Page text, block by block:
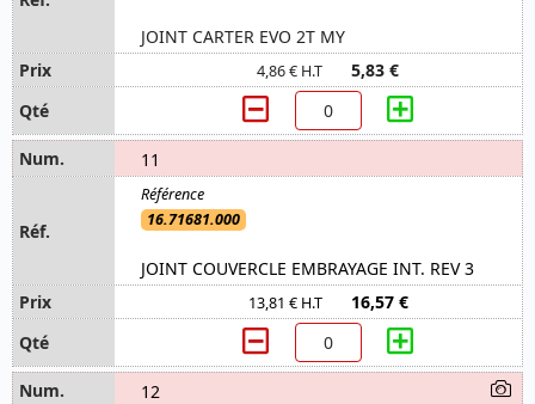
JOINT CARTER EVO 2T MY
4,86 € H.T 5,83 €
11
16.71681.000
JOINT COUVERCLE EMBRAYAGE INT. REV 3
13,81 € H.T 16,57 €
12